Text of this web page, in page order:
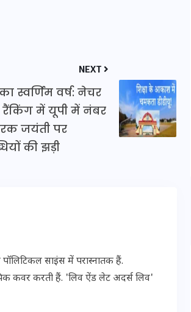
NEXT
स्वर्णिम वर्ष: नेचर
में यूपी में नंबर
जयंती पर
की झड़ी
साइंस में परास्नातक हैं.
कवर करती हैं. 'लिव ऐंड लेट अदर्स लिव'
का राशिफल: जानिए
हैं आपके सितारे (25
31 अगस्त)
24 अगस्त 2025